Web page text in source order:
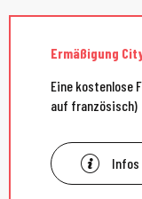
Ermäßigung
Eine kostenlose
auf französisch)
Infos